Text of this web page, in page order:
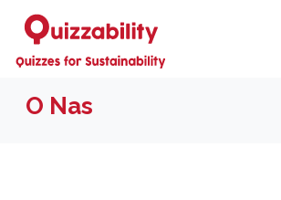
O Nas